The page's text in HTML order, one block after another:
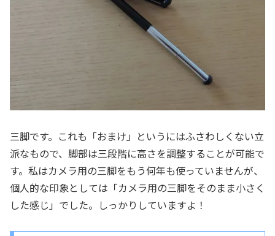
三脚です。これも「おまけ」というにはふさわしくない立
派なもので、脚部は三段階に高さを調整することが可能で
す。私はカメラ用の三脚をもう何年も使っていませんが、
個人的な印象としては「カメラ用の三脚をそのまま小さく
した感じ」でした。しっかりしていますよ！